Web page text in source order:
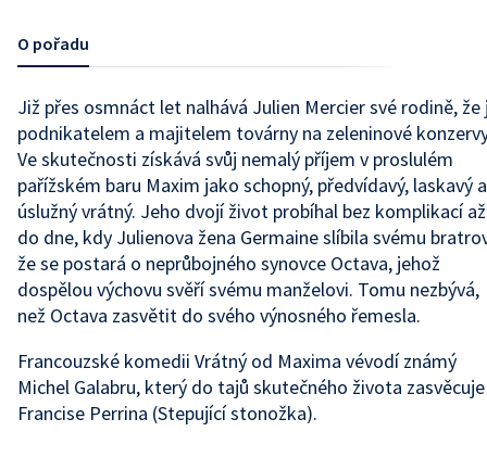
O pořadu
Již přes osmnáct let nalhává Julien Mercier své rodině, že
podnikatelem a majitelem továrny na zeleninové
Ve skutečnosti získává svůj nemalý příjem v proslulém
pařížském baru Maxim jako schopný, předvídavý, laskavý a
úslužný vrátný. Jeho dvojí život probíhal bez komplikací až
do dne, kdy Julienova žena Germaine slíbila svému
že se postará o neprůbojného synovce Octava, jehož
dospělou výchovu svěří svému manželovi. Tomu nezbývá,
než Octava zasvětit do svého výnosného řemesla.
Francouzské komedii Vrátný od Maxima vévodí známý
Michel Galabru, který do tajů skutečného života zasvěcuje
Francise Perrina (Stepující stonožka).